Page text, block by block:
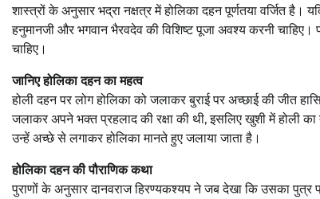
शास्त्रों के अनुसार भद्रा नक्षत्र में होलिका दहन पूर्णतया वर्जित है।
हनुमानजी और भगवान भैरवदेव की विशिष्ट पूजा अवश्य करनी
चाहिए।
जानिए होलिका दहन का महत्व
होली दहन पर लोग होलिका को जलाकर बुराई पर अच्छाई की जीत
जलाकर अपने भक्त प्रहलाद की रक्षा की थी, इसलिए खुशी में होली
उन्हें अच्छे से लगाकर होलिका मानते हुए जलाया जाता है।
होलिका दहन की पौराणिक कथा
पुराणों के अनुसार दानवराज हिरण्यकश्यप ने जब देखा कि उसका पुत्र